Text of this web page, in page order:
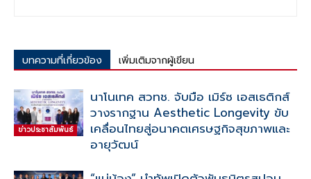
บทความที่เกี่ยวข้อง เพิ่มเติมจากผู้เขียน
ข่าวประชาสัมพันธ์
นาโนเทค สวทช. จับมือ เมิร์ซ เอสเธติกส์
วางรากฐาน Aesthetic Longevity ขับ
เคลื่อนไทยสู่อนาคตเศรษฐกิจสุขภาพและ
อายุวัฒน์